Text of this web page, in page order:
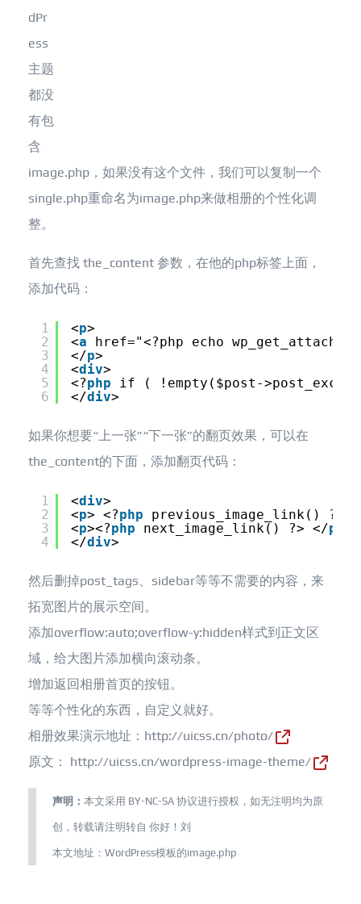
dPr
ess
主题
都没
有包
含
image.php，如果没有这个文件，我们可以复制一个
single.php重命名为image.php来做相册的个性化调
整。
首先查找 the_content 参数，在他的php标签上面，
添加代码：
1
2
3
4
5
6
<p>
<a
href="<?php echo
</p>
<div>
<?php
if ( !empty($post->post_excerpt) )
</div>
如果你想要“上一张”“下一张”的翻页效果，可以在
the_content的下面，添加翻页代码：
1
2
3
4
<div>
<p> <?php
previous_image_link() ?></
<p><?php next_image_link() ?> </p
</div>
然后删掉post_tags、sidebar等等不需要的内容，来
拓宽图片的展示空间。
添加overflow:auto;overflow-y:hidden样式到正文区
域，给大图片添加横向滚动条。
增加返回相册首页的按钮。
等等个性化的东西，自定义就好。
相册效果演示地址： http://uicss.cn/photo/
原文：
http://uicss.cn/wordpress-image-theme/
声明： 本文采用 BY-NC-SA 协议进行授权，如无注明均为原
创，转载请注明转自 你好！刘
本文地址： WordPress模板的image.php